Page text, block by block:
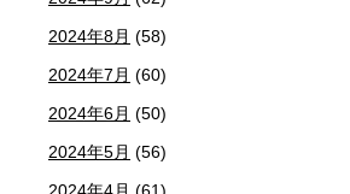
2024年8月 (58)
2024年7月 (60)
2024年6月 (50)
2024年5月 (56)
2024年4月 (61)